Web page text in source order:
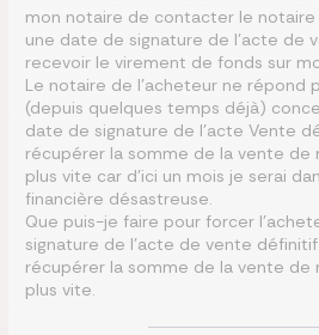
mon notaire de contacter le notaire
une date de signature de l’acte de
recevoir le virement de fonds sur
Le notaire de l’acheteur ne répond
(depuis quelques temps déjà)
date de signature de l’acte Vente
récupérer la somme de la vente de
plus vite car d’ici un mois je serai
financière désastreuse.
Que puis-je faire pour forcer
signature de l’acte de vente
récupérer la somme de la vente de
plus vite.